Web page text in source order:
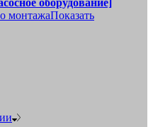
оборудование]
монтажаПоказать